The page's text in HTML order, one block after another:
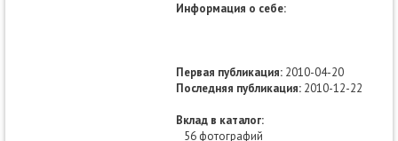
Информация о себе:
Первая публикация: 2010-04-20
Последняя публикация: 2010-12-22
Вклад в каталог:
56 фотографий